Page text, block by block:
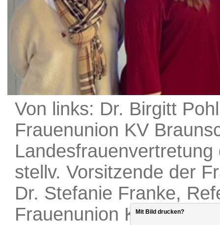
Von links: Dr. Birgitt
Frauenunion KV
stellv. Vorsitzende der
Dr. Stefanie Franke,
Frauenunion KVMit Bild drucken?